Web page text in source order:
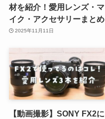
材を紹介！愛用レンズ・マ
イク・アクセサリーまとめ
2025年11月11日
【動画撮影】SONY FX2に